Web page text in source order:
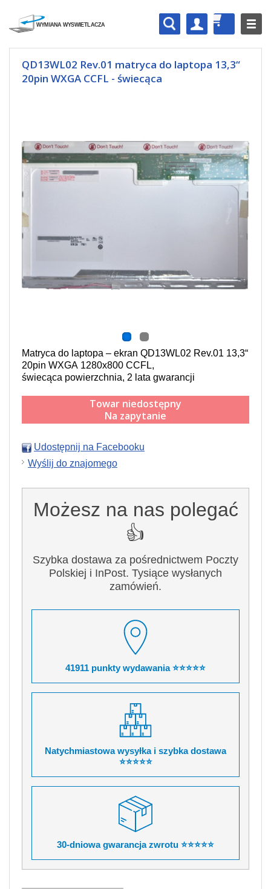
QD13WL02 Rev.01 matryca do laptopa 13,3“
20pin WXGA CCFL - świecąca
Matryca do laptopa – ekran QD13WL02 Rev.01 13,3“
20pin WXGA 1280x800 CCFL,
świecąca powierzchnia, 2 lata gwarancji
Towar niedostępny
Na zapytanie
Udostępnij na Facebooku
Wyślij do znajomego
Możesz na nas polegać
👍
Szybka dostawa za pośrednictwem Poczty
Polskiej i InPost. Tysiące wysłanych
zamówień.
41911 punkty wydawania ⭐⭐⭐⭐⭐
Natychmiastowa wysyłka i szybka dostawa
⭐⭐⭐⭐⭐
30-dniowa gwarancja zwrotu ⭐⭐⭐⭐⭐